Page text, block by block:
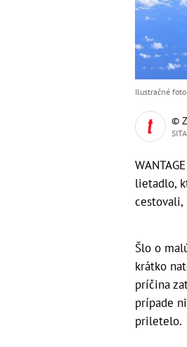
Ilustračné
©
SITA,
lietadlo,
cestovali,
Šlo o
krátko
príčina
prípade
priletelo.